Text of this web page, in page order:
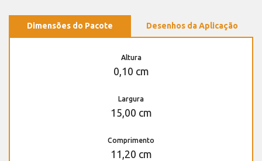
Dimensões do Pacote Desenhos da Aplicação
Altura
0,10 cm
Largura
15,00 cm
Comprimento
11,20 cm